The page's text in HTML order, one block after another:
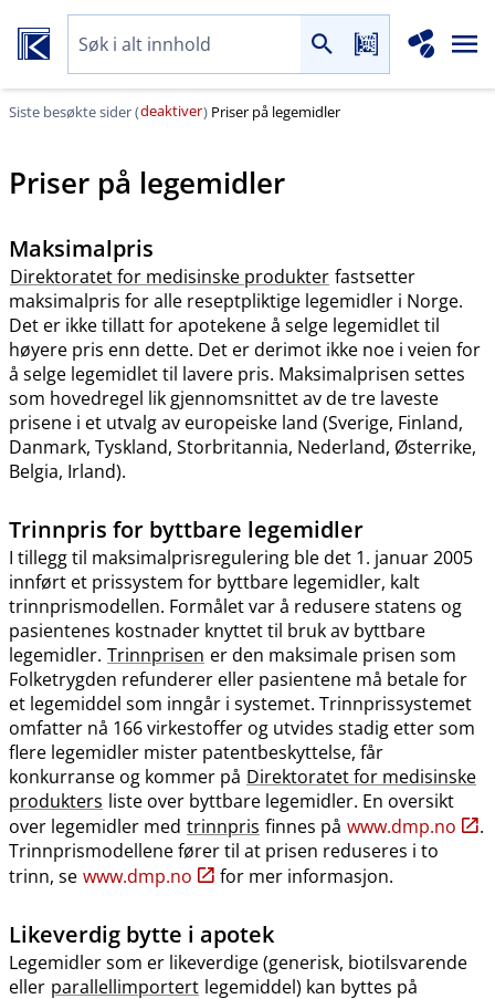
Siste besøkte sider (deaktiver) Priser på legemidler
Priser på legemidler
Maksimalpris
Direktoratet for medisinske produkter fastsetter
maksimalpris for alle reseptpliktige legemidler i Norge.
Det er ikke tillatt for apotekene å selge legemidlet til
høyere pris enn dette. Det er derimot ikke noe i veien for
å selge legemidlet til lavere pris. Maksimalprisen settes
som hovedregel lik gjennomsnittet av de tre laveste
prisene i et utvalg av europeiske land (Sverige, Finland,
Danmark, Tyskland, Storbritannia, Nederland, Østerrike,
Belgia, Irland).
Trinnpris for byttbare legemidler
I tillegg til maksimalprisregulering ble det 1. januar 2005
innført et prissystem for byttbare legemidler, kalt
trinnprismodellen. Formålet var å redusere statens og
pasientenes kostnader knyttet til bruk av byttbare
legemidler. Trinnprisen er den maksimale prisen som
Folketrygden refunderer eller pasientene må betale for
et legemiddel som inngår i systemet. Trinnprissystemet
omfatter nå 166 virkestoffer og utvides stadig etter som
flere legemidler mister patentbeskyttelse, får
konkurranse og kommer på Direktoratet for medisinske
produkters liste over byttbare legemidler. En oversikt
over legemidler med trinnpris finnes på www.dmp.no
.
Trinnprismodellene fører til at prisen reduseres i to
trinn, se www.dmp.no for mer informasjon.
Likeverdig bytte i apotek
Legemidler som er likeverdige (generisk, biotilsvarende
eller parallellimportert legemiddel) kan byttes på